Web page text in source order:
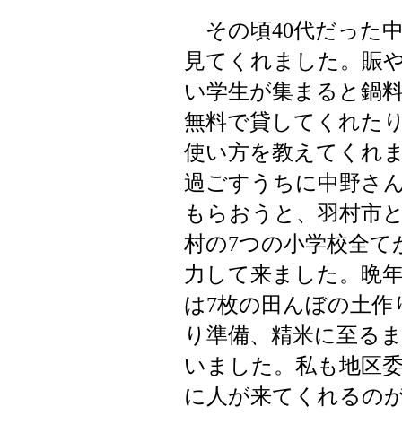
その頃40代だった
見てくれました。賑
い学生が集まると鍋
無料で貸してくれた
使い方を教えてくれ
過ごすうちに中野さ
もらおうと、羽村市
村の7つの小学校全て
力して来ました。晩
は7枚の田んぼの土作
り準備、精米に至る
いました。私も地区
に人が来てくれるの